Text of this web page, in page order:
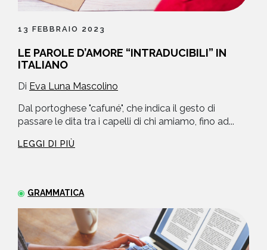
13 FEBBRAIO 2023
LE PAROLE D’AMORE “INTRADUCIBILI” IN
ITALIANO
Di Eva Luna Mascolino
Dal portoghese "cafuné", che indica il gesto di
passare le dita tra i capelli di chi amiamo, fino ad...
LEGGI DI PIÙ
GRAMMATICA